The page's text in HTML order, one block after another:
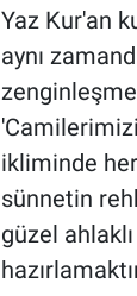
Yaz Kur'an
aynı
ikliminde
sünnetin
güzel